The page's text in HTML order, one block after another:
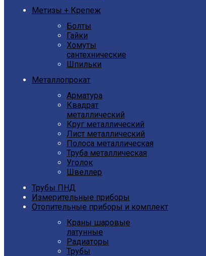
Метизы + Крепеж
Болты
Гайки
Хомуты
сантехнические
Шпильки
Металлопрокат
Арматура
Квадрат
металлический
Круг металлический
Лист металлический
Полоса металлическая
Труба металлическая
Уголок
Швеллер
Трубы ПНД
Измерительные приборы
Отопительные приборы и комплект
Краны шаровые
латунные
Радиаторы
Трубы